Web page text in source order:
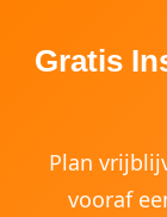
Gratis
Plan
vooraf